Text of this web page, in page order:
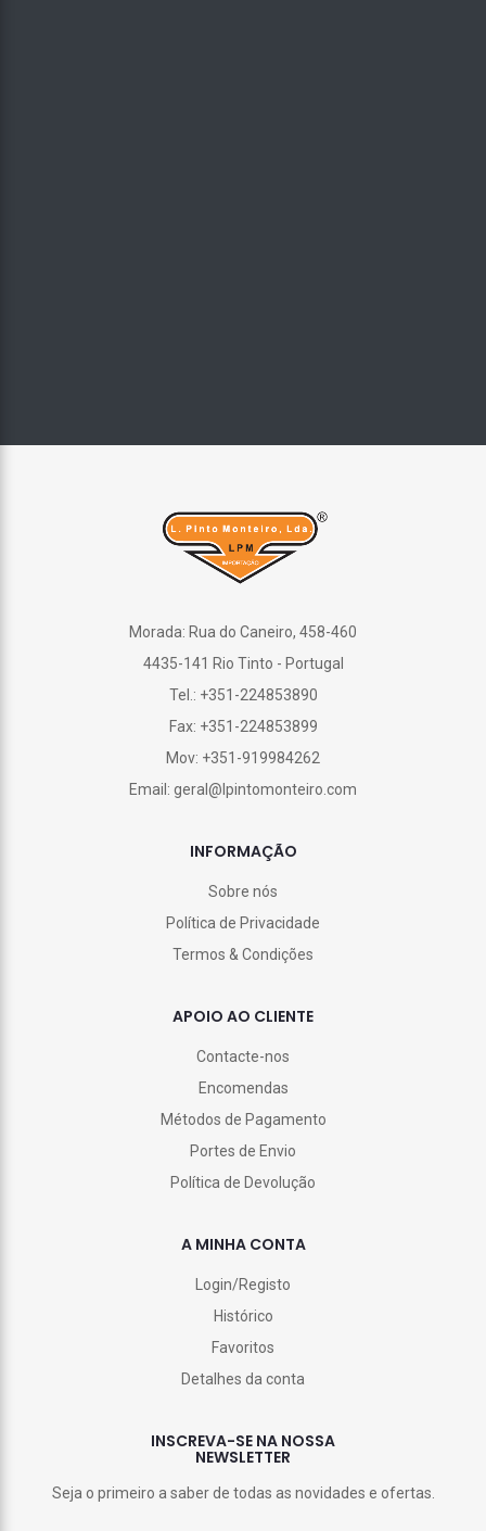
Morada: Rua do Caneiro, 458-460
4435-141 Rio Tinto - Portugal
Tel.: +351-224853890
Fax: +351-224853899
Mov: +351-919984262
Email: geral@lpintomonteiro.com
INFORMAÇÃO
Sobre nós
Política de Privacidade
Termos & Condições
APOIO AO CLIENTE
Contacte-nos
Encomendas
Métodos de Pagamento
Portes de Envio
Política de Devolução
A MINHA CONTA
Login/Registo
Histórico
Favoritos
Detalhes da conta
INSCREVA-SE NA NOSSA
NEWSLETTER
Seja o primeiro a saber de todas as novidades e ofertas.